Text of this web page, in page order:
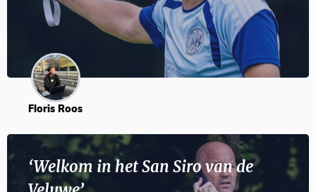
Floris Roos
‘Welkom in het San Siro van de